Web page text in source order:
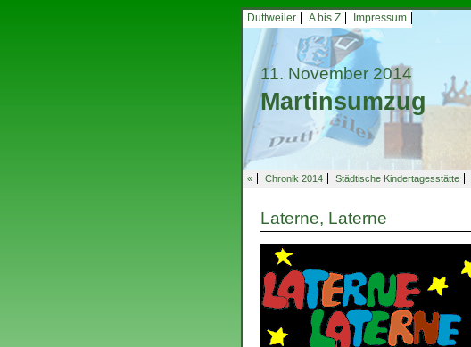
Duttweiler A bis Z Impressum
11. November 2014
Martinsumzug
« Chronik 2014 Städtische Kindertagesstätte
Laterne, Laterne